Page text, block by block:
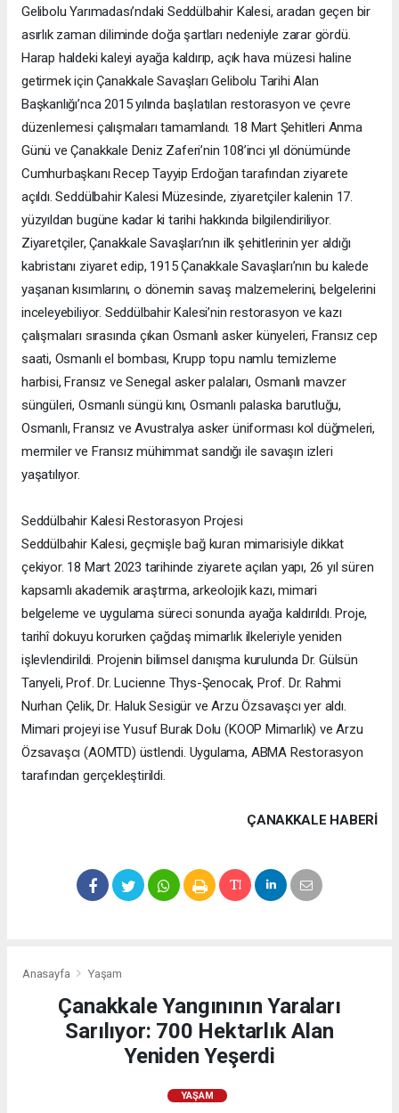
Gelibolu Yarımadası’ndaki Seddülbahir Kalesi, aradan geçen bir
asırlık zaman diliminde doğa şartları nedeniyle zarar gördü.
Harap haldeki kaleyi ayağa kaldırıp, açık hava müzesi haline
getirmek için Çanakkale Savaşları Gelibolu Tarihi Alan
Başkanlığı’nca 2015 yılında başlatılan restorasyon ve çevre
düzenlemesi çalışmaları tamamlandı. 18 Mart Şehitleri Anma
Günü ve Çanakkale Deniz Zaferi’nin 108’inci yıl dönümünde
Cumhurbaşkanı Recep Tayyip Erdoğan tarafından ziyarete
açıldı. Seddülbahir Kalesi Müzesinde, ziyaretçiler kalenin 17.
yüzyıldan bugüne kadar ki tarihi hakkında bilgilendiriliyor.
Ziyaretçiler, Çanakkale Savaşları’nın ilk şehitlerinin yer aldığı
kabristanı ziyaret edip, 1915 Çanakkale Savaşları’nın bu kalede
yaşanan kısımlarını, o dönemin savaş malzemelerini, belgelerini
inceleyebiliyor. Seddülbahir Kalesi’nin restorasyon ve kazı
çalışmaları sırasında çıkan Osmanlı asker künyeleri, Fransız cep
saati, Osmanlı el bombası, Krupp topu namlu temizleme
harbisi, Fransız ve Senegal asker palaları, Osmanlı mavzer
süngüleri, Osmanlı süngü kını, Osmanlı palaska barutluğu,
Osmanlı, Fransız ve Avustralya asker üniforması kol düğmeleri,
mermiler ve Fransız mühimmat sandığı ile savaşın izleri
yaşatılıyor.
Seddülbahir Kalesi Restorasyon Projesi
Seddülbahir Kalesi, geçmişle bağ kuran mimarisiyle dikkat
çekiyor. 18 Mart 2023 tarihinde ziyarete açılan yapı, 26 yıl süren
kapsamlı akademik araştırma, arkeolojik kazı, mimari
belgeleme ve uygulama süreci sonunda ayağa kaldırıldı. Proje,
tarihî dokuyu korurken çağdaş mimarlık ilkeleriyle yeniden
işlevlendirildi. Projenin bilimsel danışma kurulunda Dr. Gülsün
Tanyeli, Prof. Dr. Lucienne Thys-Şenocak, Prof. Dr. Rahmi
Nurhan Çelik, Dr. Haluk Sesigür ve Arzu Özsavaşcı yer aldı.
Mimari projeyi ise Yusuf Burak Dolu (KOOP Mimarlık) ve Arzu
Özsavaşcı (AOMTD) üstlendi. Uygulama, ABMA Restorasyon
tarafından gerçekleştirildi.
ÇANAKKALE HABERİ
Anasayfa Yaşam
Çanakkale Yangınının Yaraları
Sarılıyor: 700 Hektarlık Alan
Yeniden Yeşerdi
YAŞAM